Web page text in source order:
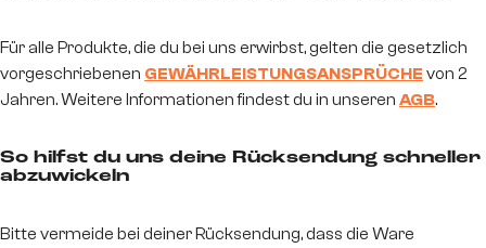
Für alle Produkte, die du bei uns erwirbst, gelten die gesetzlich
vorgeschriebenen GEWÄHRLEISTUNGSANSPRÜCHE von 2
Jahren. Weitere Informationen findest du in unseren AGB.
So hilfst du uns deine Rücksendung schneller
abzuwickeln
Bitte vermeide bei deiner Rücksendung, dass die Ware